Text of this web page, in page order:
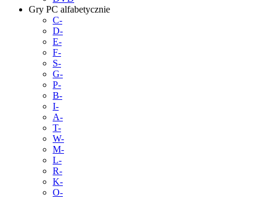
Gry PC alfabetycznie
C-
D-
E-
F-
S-
G-
P-
B-
I-
A-
T-
W-
M-
L-
R-
K-
O-